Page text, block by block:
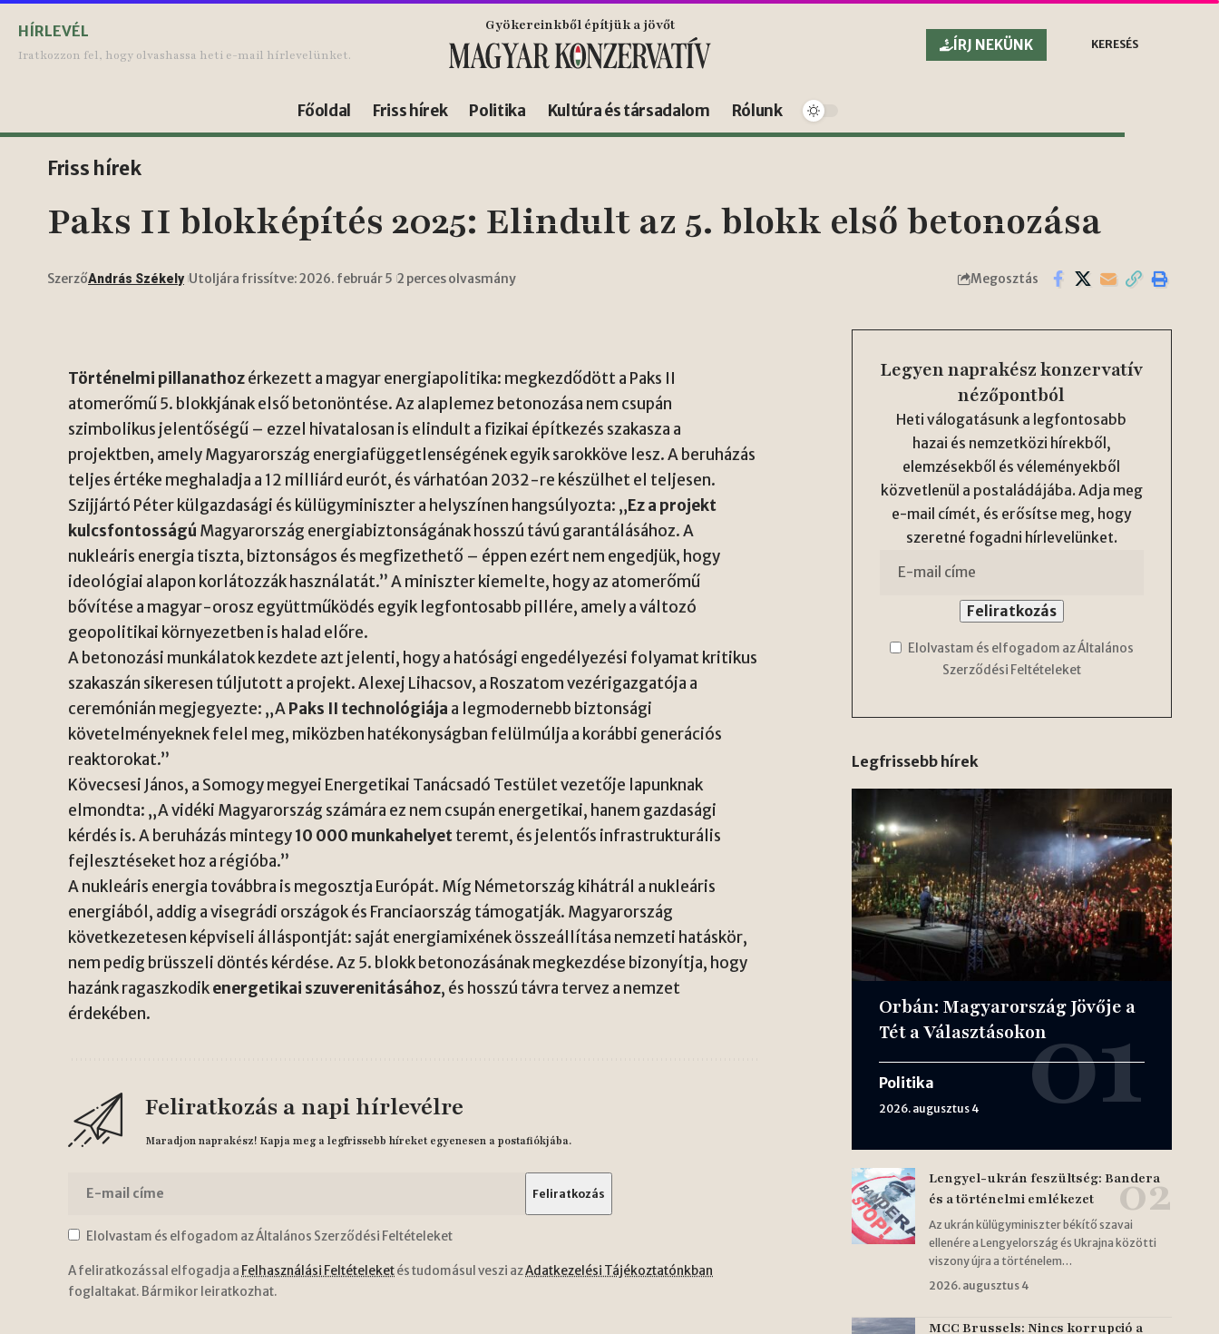
HÍRLEVÉL
Iratkozzon fel, hogy olvashassa heti e-mail hírlevelünket.
Gyökereinkből építjük a jövőt
ÍRJ NEKÜNK
KERESÉS
Főoldal Friss hírek Politika Kultúra és társadalom Rólunk
Friss hírek
Paks II blokképítés 2025: Elindult az 5. blokk első betonozása
SzerzőAndrás Székely Utoljára frissítve: 2026. február 5 2 perces olvasmány Megosztás
Történelmi pillanathozérkezett a magyar energiapolitika: megkezdődött a Paks II
atomerőmű 5. blokkjának első betonöntése. Az alaplemez betonozása nem csupán
szimbolikus jelentőségű – ezzel hivatalosan is elindult a fizikai építkezés szakasza a
projektben, amely Magyarország energiafüggetlenségének egyik sarokköve lesz. A beruházás
teljes értéke meghaladja a 12 milliárd eurót, és várhatóan 2032-re készülhet el teljesen.
Szijjártó Péter külgazdasági és külügyminiszter a helyszínen hangsúlyozta: „Ez a projekt
kulcsfontosságú Magyarország energiabiztonságának hosszú távú garantálásához. A
nukleáris energia tiszta, biztonságos és megfizethető – éppen ezért nem engedjük, hogy
ideológiai alapon korlátozzák használatát.” A miniszter kiemelte, hogy az atomerőmű
bővítése a magyar-orosz együttműködés egyik legfontosabb pillére, amely a változó
geopolitikai környezetben is halad előre.
A betonozási munkálatok kezdete azt jelenti, hogy a hatósági engedélyezési folyamat kritikus
szakaszán sikeresen túljutott a projekt. Alexej Lihacsov, a Roszatom vezérigazgatója a
ceremónián megjegyezte: „APaks II technológiája a legmodernebb biztonsági
követelményeknek felel meg, miközben hatékonyságban felülmúlja a korábbi generációs
reaktorokat.”
Kövecsesi János, a Somogy megyei Energetikai Tanácsadó Testület vezetője lapunknak
elmondta: „A vidéki Magyarország számára ez nem csupán energetikai, hanem gazdasági
kérdés is. A beruházás mintegy10 000 munkahelyetteremt, és jelentős infrastrukturális
fejlesztéseket hoz a régióba.”
A nukleáris energia továbbra is megosztja Európát. Míg Németország kihátrál a nukleáris
energiából, addig a visegrádi országok és Franciaország támogatják. Magyarország
következetesen képviseli álláspontját: saját energiamixének összeállítása nemzeti hatáskör,
nem pedig brüsszeli döntés kérdése. Az 5. blokk betonozásának megkezdése bizonyítja, hogy
hazánk ragaszkodikenergetikai szuverenitásához, és hosszú távra tervez a nemzet
érdekében.
Feliratkozás a napi hírlevélre
Maradjon naprakész! Kapja meg a legfrissebb híreket egyenesen a postafiókjába.
Elolvastam és elfogadom az Általános Szerződési Feltételeket
A feliratkozással elfogadja a Felhasználási Feltételeketés tudomásul veszi azAdatkezelési Tájékoztatónkban
foglaltakat. Bármikor leiratkozhat.
Legyen naprakész konzervatív
nézőpontból
Heti válogatásunk a legfontosabb
hazai és nemzetközi hírekből,
elemzésekből és véleményekből
közvetlenül a postaládájába. Adja meg
e-mail címét, és erősítse meg, hogy
szeretné fogadni hírlevelünket.
Elolvastam és elfogadom az Általános
Szerződési Feltételeket
Legfrissebb hírek
Orbán: Magyarország Jövője a
Tét a Választásokon
Politika
2026. augusztus 4
Lengyel-ukrán feszültség: Bandera
és a történelmi emlékezet
Az ukrán külügyminiszter békítő szavai
ellenére a Lengyelország és Ukrajna közötti
viszony újra a történelem…
2026. augusztus 4
MCC Brussels: Nincs korrupció a